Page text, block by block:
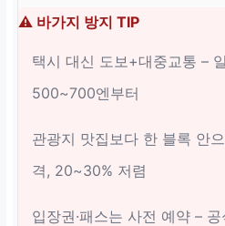
⚠️ 바가지 방지 TIP
택시 대신 도보+대중교통 –
500~700엔부터
관광지 맛집보다 한 블록 안
격, 20~30% 저렴
입장권·패스는 사전 예약 –